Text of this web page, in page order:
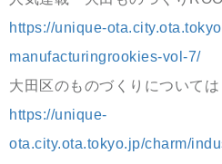
https://unique-
manufacturingrookies-vol-7/
大田区のものづくりについては
https://unique-
ota.city.ota.tokyo.jp/charm/